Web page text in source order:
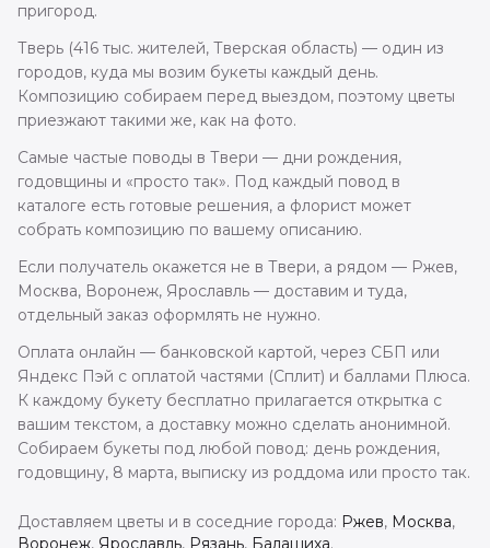
пригород.
Тверь (416 тыс. жителей, Тверская область) — один из
городов, куда мы возим букеты каждый день.
Композицию собираем перед выездом, поэтому цветы
приезжают такими же, как на фото.
Самые частые поводы в Твери — дни рождения,
годовщины и «просто так». Под каждый повод в
каталоге есть готовые решения, а флорист может
собрать композицию по вашему описанию.
Если получатель окажется не в Твери, а рядом — Ржев,
Москва, Воронеж, Ярославль — доставим и туда,
отдельный заказ оформлять не нужно.
Оплата онлайн — банковской картой, через СБП или
Яндекс Пэй с оплатой частями (Сплит) и баллами Плюса.
К каждому букету бесплатно прилагается открытка с
вашим текстом, а доставку можно сделать анонимной.
Собираем букеты под любой повод: день рождения,
годовщину, 8 марта, выписку из роддома или просто так.
Доставляем цветы и в соседние города: Ржев, Москва,
Воронеж, Ярославль, Рязань, Балашиха.